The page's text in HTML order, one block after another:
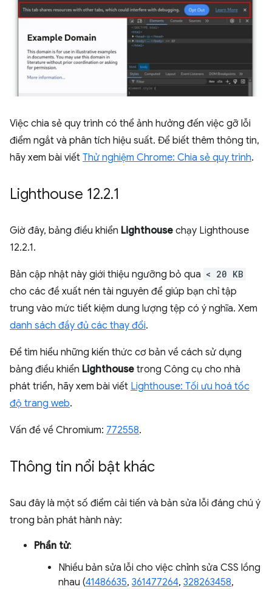
Việc chia sẻ quy trình có thể ảnh hưởng đến việc gỡ lỗi
điểm ngắt và phân tích hiệu suất. Để biết thêm thông tin,
hãy xem bài viết Thử nghiệm Chrome: Chia sẻ quy trình.
Lighthouse 12.2.1
Giờ đây, bảng điều khiển Lighthouse chạy Lighthouse
12.2.1.
Bản cập nhật này giới thiệu ngưỡng bỏ qua < 20 KB
cho các đề xuất nén tài nguyên để giúp bạn chỉ tập
trung vào mức tiết kiệm dung lượng tệp có ý nghĩa. Xem
danh sách đầy đủ các thay đổi.
Để tìm hiểu những kiến thức cơ bản về cách sử dụng
bảng điều khiển Lighthouse trong Công cụ cho nhà
phát triển, hãy xem bài viết Lighthouse: Tối ưu hoá tốc
độ trang web.
Vấn đề về Chromium: 772558.
Thông tin nổi bật khác
Sau đây là một số điểm cải tiến và bản sửa lỗi đáng chú ý
trong bản phát hành này:
Phần tử:
Nhiều bản sửa lỗi cho việc chỉnh sửa CSS lồng
nhau (41486635, 361477264, 328263458,